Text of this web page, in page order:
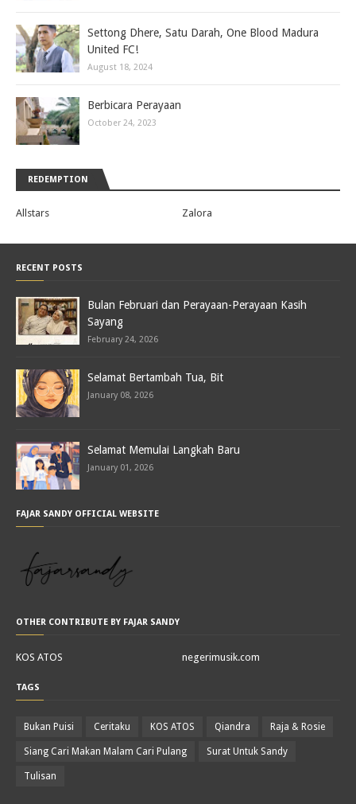
Settong Dhere, Satu Darah, One Blood Madura
United FC!
August 18, 2024
Berbicara Perayaan
October 24, 2023
REDEMPTION
Allstars Zalora
RECENT POSTS
Bulan Februari dan Perayaan-Perayaan Kasih
Sayang
February 24, 2026
Selamat Bertambah Tua, Bit
January 08, 2026
Selamat Memulai Langkah Baru
January 01, 2026
FAJAR SANDY OFFICIAL WEBSITE
OTHER CONTRIBUTE BY FAJAR SANDY
KOS ATOS negerimusik.com
TAGS
Bukan Puisi Ceritaku KOS ATOS Qiandra Raja & Rosie
Siang Cari Makan Malam Cari Pulang Surat Untuk Sandy
Tulisan